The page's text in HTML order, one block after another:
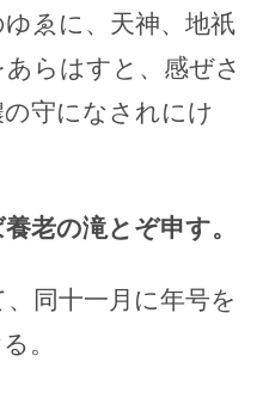
ゑに、天神、地祇
らはすと、感ぜさ
守になされにけ
老の滝とぞ申す。
同十一月に年号を
。